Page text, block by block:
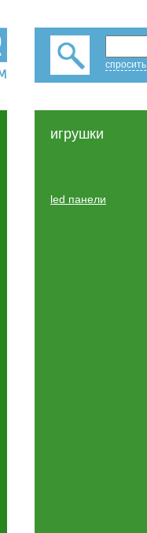
игрушки
led панели